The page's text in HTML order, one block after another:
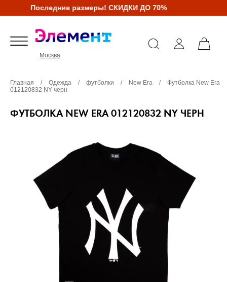
Последние размеры! СКИДКИ ДО 70%
Москва
Главная / Одежда / футболки / New Era /
Футболка New Era
012120832 NY черн
ФУТБОЛКА NEW ERA 012120832 NY ЧЕРН